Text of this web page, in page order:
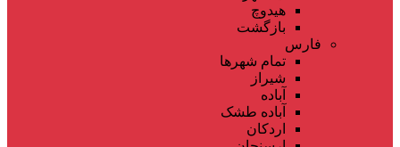
هیدوچ
بازگشت
فارس
تمام شهر‌ها
شیراز
آباده
آباده طشک
اردکان